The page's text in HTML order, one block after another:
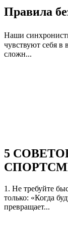
Правила
Наши
чувствуют себя в
сложн...
5
1. Не требуйте
только: «Когда
превращает...